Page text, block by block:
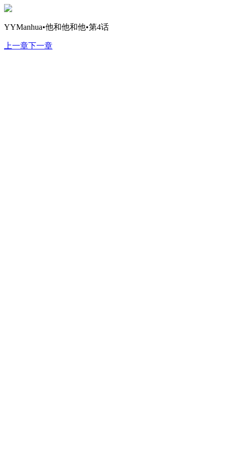
YYManhua•他和他和他•第4话
上一章下一章